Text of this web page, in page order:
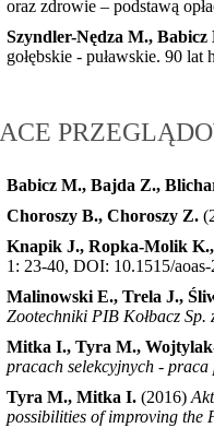
oraz zdrowie – podstawą
Szyndler-Nędza M.,
gołębskie - puławskie. 90
Babicz M., Bajda Z.,
Choroszy B., Choroszy Z.
Knapik J., Ropka-Molik
1: 23-40, DOI: 10.1515/
Malinowski E., Trela J.,
Zootechniki PIB Kołbacz Sp.
Mitka I., Tyra M.,
pracach selekcyjnych - praca
Tyra M., Mitka I. (2016)
possibilities of improving the